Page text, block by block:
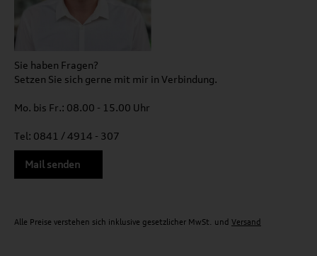
Sie haben Fragen?
Setzen Sie sich gerne mit mir in Verbindung.
Mo. bis Fr.: 08.00 - 15.00 Uhr
Tel: 0841 / 4914 - 307
Mail senden
Alle Preise verstehen sich inklusive gesetzlicher MwSt. und Versand